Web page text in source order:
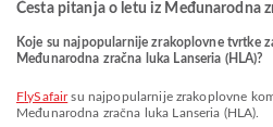
Česta pitanja o letu iz Međunarodna
Koje su najpopularnije zrakoplovne tvrtke
Međunarodna zračna luka Lanseria (HLA)?
FlySafairsu najpopularnije zrakoplovne
Međunarodna zračna luka Lanseria (HLA).